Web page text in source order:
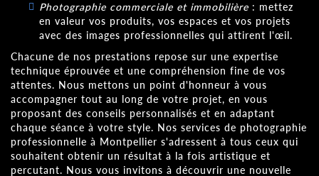
Photographie commerciale et immobilière : mettez
en valeur vos produits, vos espaces et vos projets
avec des images professionnelles qui attirent l'œil.
Chacune de nos prestations repose sur une expertise
technique éprouvée et une compréhension fine de vos
attentes. Nous mettons un point d'honneur à vous
accompagner tout au long de votre projet, en vous
proposant des conseils personnalisés et en adaptant
chaque séance à votre style. Nos services de photographie
professionnelle à Montpellier s'adressent à tous ceux qui
souhaitent obtenir un résultat à la fois artistique et
percutant. Nous vous invitons à découvrir une nouvelle